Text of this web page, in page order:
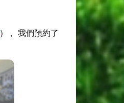
）， 我們預約了